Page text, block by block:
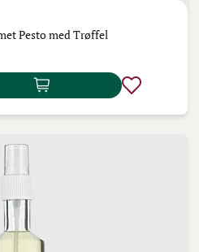
Pesto med Trøffel